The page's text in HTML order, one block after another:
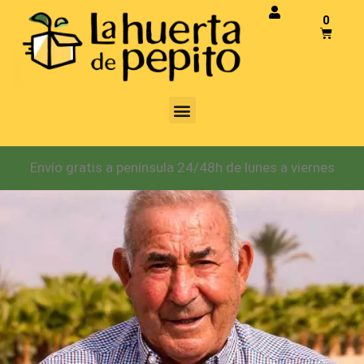
0
Envío gratis a península 24/48h de lunes a viernes